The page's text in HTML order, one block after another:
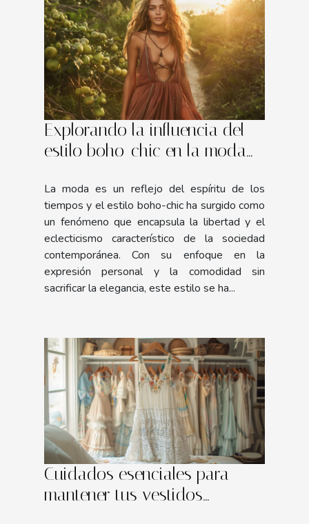
Explorando la influencia del
estilo boho-chic en la moda
La moda es un reflejo del espíritu de los
tiempos y el estilo boho-chic ha surgido como
un fenómeno que encapsula la libertad y el
eclecticismo característico de la sociedad
contemporánea. Con su enfoque en la
expresión personal y la comodidad sin
sacrificar la elegancia, este estilo se ha...
Cuidados esenciales para
mantener tus vestidos